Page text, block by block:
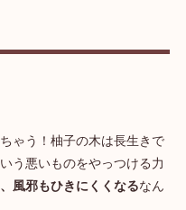
ゃう！柚子の木は長生きで
う悪いものをやっつける力
風邪もひきにくくなるなん